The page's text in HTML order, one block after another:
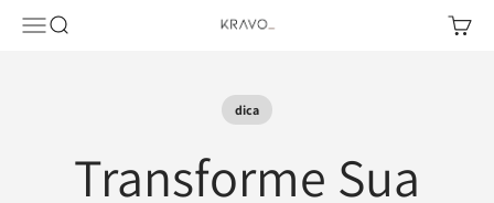
Pular para o conteúdo
Abrir menu de navegação
Abrir pesquisa KRAVO urban design Abrir
dica
Transforme Sua